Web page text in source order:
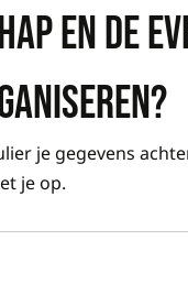
EN DE
je gegevens
je op.